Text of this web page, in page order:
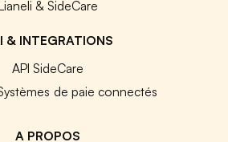
& SideCare
& INTEGRATIONS
API SideCare
de paie connectés
A PROPOS